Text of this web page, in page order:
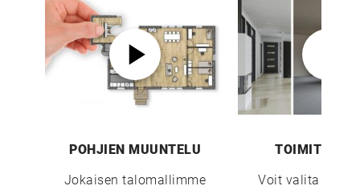
POHJIEN MUUNTELU
Jokaisen talomallimme
Voit valita